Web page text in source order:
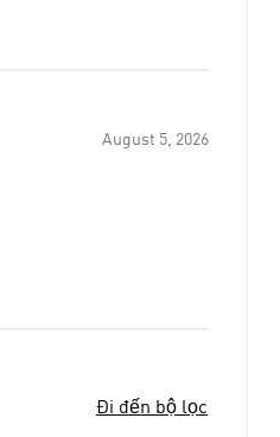
August 5, 2026
Đi đến bộ lọc